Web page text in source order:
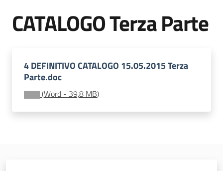
Coordinamento
vigilanza
Servizi
CATALOGO Terza Parte
4 DEFINITIVO CATALOGO 15.05.2015 Terza
Parte.doc
(Word - 39,8 MB)